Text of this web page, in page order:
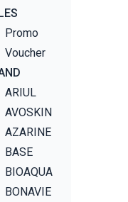
Promo
Voucher
ARIUL
AVOSKIN
AZARINE
BASE
BIOAQUA
BONAVIE